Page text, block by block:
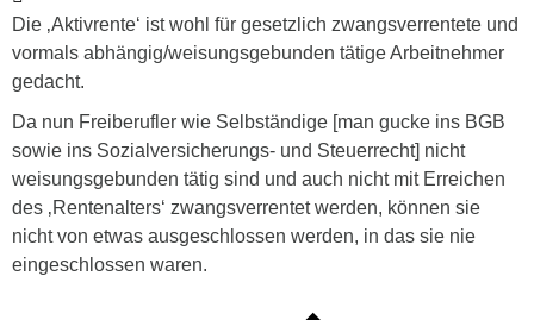
Die ‚Aktivrente‘ ist wohl für gesetzlich zwangsverrentete und
vormals abhängig/weisungsgebunden tätige Arbeitnehmer
gedacht.
Da nun Freiberufler wie Selbständige [man gucke ins BGB
sowie ins Sozialversicherungs- und Steuerrecht] nicht
weisungsgebunden tätig sind und auch nicht mit Erreichen
des ‚Rentenalters‘ zwangsverrentet werden, können sie
nicht von etwas ausgeschlossen werden, in das sie nie
eingeschlossen waren.